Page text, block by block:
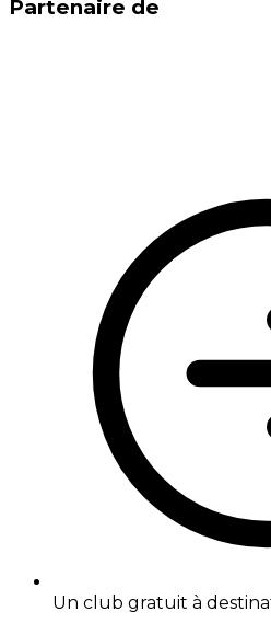
Partenaire de
Un club gratuit à